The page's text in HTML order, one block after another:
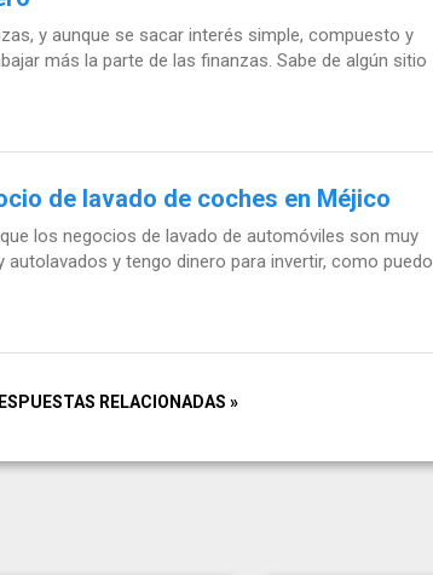
y aunque se sacar interés simple, compuesto y
más la parte de las finanzas. Sabe de algún sitio
de lavado de coches en Méjico
los negocios de lavado de automóviles son muy
y tengo dinero para invertir, como puedo
RELACIONADAS »